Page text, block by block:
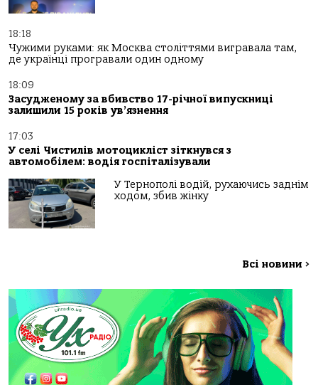
18:18
Чужими руками: як Москва століттями вигравала там,
де українці програвали один одному
18:09
Засудженому за вбивство 17-річної випускниці
залишили 15 років ув’язнення
17:03
У селі Чистилів мотоцикліст зіткнувся з
автомобілем: водія госпіталізували
У Тернополі водій, рухаючись заднім
ходом, збив жінку
Всі новини >